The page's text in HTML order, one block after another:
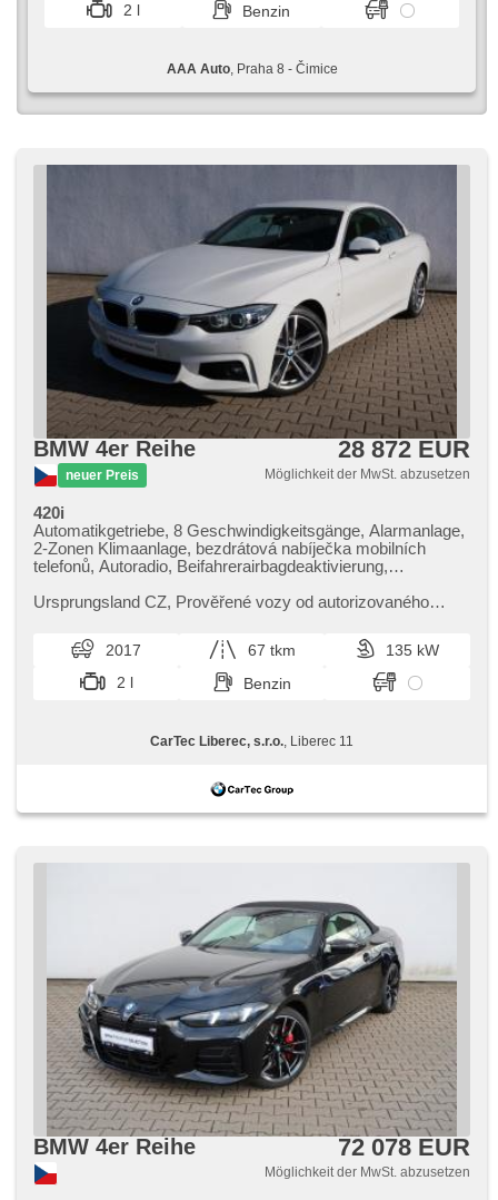
2 l
Benzin
AAA Auto, Praha 8 - Čimice
BMW 4er Reihe
neuer Preis
28 872 EUR
Möglichkeit der MwSt. abzusetzen
420i
Automatikgetriebe, 8 Geschwindigkeitsgänge, Alarmanlage,
2-Zonen Klimaanlage, bezdrátová nabíječka mobilních
telefonů, Autoradio, Beifahrerairbagdeaktivierung,
Multifunktionslenkrad, Sportfahrgestell, Navigation, Ski-Box,
Bremsbelages, Reifendrucksensor, Fahrkamera, Alufelgen,
Scheinwerferwaschanlagen, beheizte Sitze
Ursprungsland CZ,​ Prověřené vozy od autorizovaného
kontaktujte naše prodejce nebo ...
2017 67 tkm
135 kW
2 l
Benzin
CarTec Liberec, s.r.o. , Liberec 11
BMW 4er Reihe 72 078 EUR
Möglichkeit der MwSt. abzusetzen